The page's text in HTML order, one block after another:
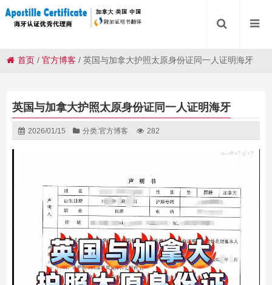
首页 /官方博客 /英国与加拿大护照太原身份证同一人证明海牙
英国与加拿大护照太原身份证同一人证明海牙
2026/01/15 分类:官方博客 282